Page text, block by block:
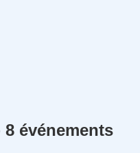
événements